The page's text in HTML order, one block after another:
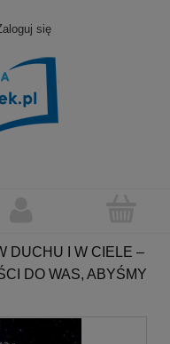
się
DUCHU I W CIELE –
DO WAS, ABYŚMY